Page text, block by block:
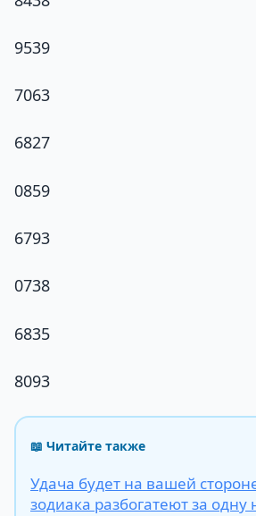
9539
7063
6827
0859
6793
0738
6835
8093
📖 Читайте также
Удача будет на вашей
зодиака разбогатеют за одну